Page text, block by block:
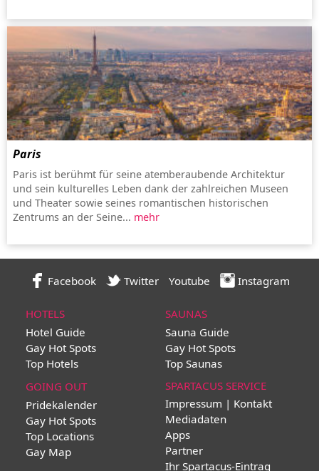
Paris
Paris ist berühmt für seine atemberaubende Architektur
und sein kulturelles Leben dank der zahlreichen Museen
und Theater sowie seines romantischen historischen
Zentrums an der Seine... mehr
Facebook Twitter Youtube Instagram
HOTELS
Hotel Guide
Gay Hot Spots
Top Hotels
SAUNAS
Sauna Guide
Gay Hot Spots
Top Saunas
GOING OUT
Pridekalender
Gay Hot Spots
Top Locations
Gay Map
SPARTACUS SERVICE
Impressum | Kontakt
Mediadaten
Apps
Partner
Ihr Spartacus-Eintrag